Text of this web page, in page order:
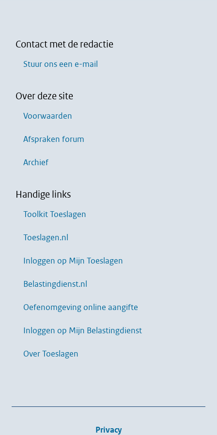
Contact met de redactie
Stuur ons een e-mail
Over deze site
Voorwaarden
Afspraken forum
Archief
Handige links
Toolkit Toeslagen
Toeslagen.nl
Inloggen op Mijn Toeslagen
Belastingdienst.nl
Oefenomgeving online aangifte
Inloggen op Mijn Belastingdienst
Over Toeslagen
Privacy